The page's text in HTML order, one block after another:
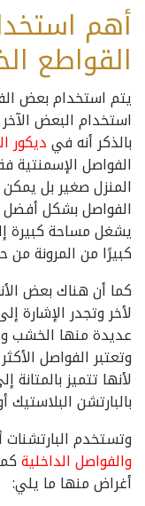
أهم
القواطع
يتم استخدام بعض
استخدام البعض
بالذكر أنه فيديكور
الفواصل
المنزل صغير بل
الفواصل بشكل أفضل
يشغل مساحة كبيرة
كبيرًا من المرونة من
كما أن هناك بعض
لأخر وتجدر الإشارة
عديدة منها الخشب
وتعتبر الفواصل
لأنها تتميز
بالبارتشن البلاستيك
وتستخدم
والفواصل الداخلية
أغراض منها ما يلي: